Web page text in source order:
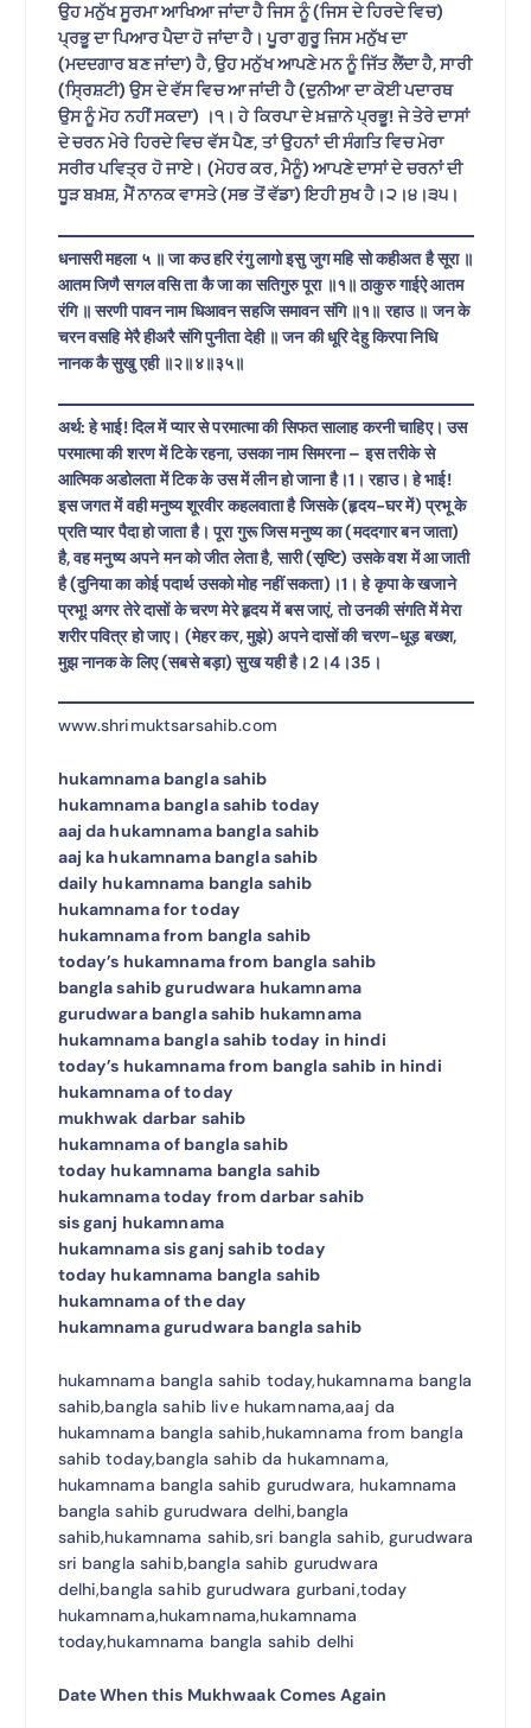
ਉਹ ਮਨੁੱਖ ਸੂਰਮਾ ਆਖਿਆ ਜਾਂਦਾ ਹੈ ਜਿਸ ਨੂੰ (ਜਿਸ ਦੇ ਹਿਰਦੇ ਵਿਚ)
ਪ੍ਰਭੂ ਦਾ ਪਿਆਰ ਪੈਦਾ ਹੋ ਜਾਂਦਾ ਹੈ। ਪੂਰਾ ਗੁਰੂ ਜਿਸ ਮਨੁੱਖ ਦਾ
(ਮਦਦਗਾਰ ਬਣ ਜਾਂਦਾ) ਹੈ, ਉਹ ਮਨੁੱਖ ਆਪਣੇ ਮਨ ਨੂੰ ਜਿੱਤ ਲੈਂਦਾ ਹੈ, ਸਾਰੀ
(ਸ੍ਰਿਸ਼ਟੀ) ਉਸ ਦੇ ਵੱਸ ਵਿਚ ਆ ਜਾਂਦੀ ਹੈ (ਦੁਨੀਆ ਦਾ ਕੋਈ ਪਦਾਰਥ
ਉਸ ਨੂੰ ਮੋਹ ਨਹੀਂ ਸਕਦਾ) ।੧। ਹੇ ਕਿਰਪਾ ਦੇ ਖ਼ਜ਼ਾਨੇ ਪ੍ਰਭੂ! ਜੇ ਤੇਰੇ ਦਾਸਾਂ
ਦੇ ਚਰਨ ਮੇਰੇ ਹਿਰਦੇ ਵਿਚ ਵੱਸ ਪੈਣ, ਤਾਂ ਉਹਨਾਂ ਦੀ ਸੰਗਤਿ ਵਿਚ ਮੇਰਾ
ਸਰੀਰ ਪਵਿਤ੍ਰ ਹੋ ਜਾਏ। (ਮੇਹਰ ਕਰ, ਮੈਨੂੰ) ਆਪਣੇ ਦਾਸਾਂ ਦੇ ਚਰਨਾਂ ਦੀ
ਧੂੜ ਬਖ਼ਸ਼, ਮੈਂ ਨਾਨਕ ਵਾਸਤੇ (ਸਭ ਤੋਂ ਵੱਡਾ) ਇਹੀ ਸੁਖ ਹੈ।੨।੪।੩੫।
धनासरी महला ५ ॥ जा कउ हरि रंगु लागो इसु जुग महि सो कहीअत है सूरा ॥
आतम जिणै सगल वसि ता कै जा का सतिगुरु पूरा ॥१॥ ठाकुरु गाईऐ आतम
रंगि ॥ सरणी पावन नाम धिआवन सहजि समावन संगि ॥१॥ रहाउ ॥ जन के
चरन वसहि मेरै हीअरै संगि पुनीता देही ॥ जन की धूरि देहु किरपा निधि
नानक कै सुखु एही ॥२॥४॥३५॥
अर्थ: हे भाई! दिल में प्यार से परमात्मा की सिफत सालाह करनी चाहिए। उस
परमात्मा की शरण में टिके रहना, उसका नाम सिमरना – इस तरीके से
आत्मिक अडोलता में टिक के उस में लीन हो जाना है।1। रहाउ। हे भाई!
इस जगत में वही मनुष्य शूरवीर कहलवाता है जिसके (हृदय-घर में) प्रभू के
प्रति प्यार पैदा हो जाता है। पूरा गुरू जिस मनुष्य का (मददगार बन जाता)
है, वह मनुष्य अपने मन को जीत लेता है, सारी (सृष्टि) उसके वश में आ जाती
है (दुनिया का कोई पदार्थ उसको मोह नहीं सकता)।1। हे कृपा के खजाने
प्रभू! अगर तेरे दासों के चरण मेरे हृदय में बस जाएं, तो उनकी संगति में मेरा
शरीर पवित्र हो जाए। (मेहर कर, मुझे) अपने दासों की चरण-धूड़ बख्श,
मुझ नानक के लिए (सबसे बड़ा) सुख यही है।2।4।35।
www.shrimuktsarsahib.com
hukamnama bangla sahib
hukamnama bangla sahib today
aaj da hukamnama bangla sahib
aaj ka hukamnama bangla sahib
daily hukamnama bangla sahib
hukamnama for today
hukamnama from bangla sahib
today’s hukamnama from bangla sahib
bangla sahib gurudwara hukamnama
gurudwara bangla sahib hukamnama
hukamnama bangla sahib today in hindi
today’s hukamnama from bangla sahib in hindi
hukamnama of today
mukhwak darbar sahib
hukamnama of bangla sahib
today hukamnama bangla sahib
hukamnama today from darbar sahib
sis ganj hukamnama
hukamnama sis ganj sahib today
today hukamnama bangla sahib
hukamnama of the day
hukamnama gurudwara bangla sahib
hukamnama bangla sahib today,hukamnama bangla
sahib,bangla sahib live hukamnama,aaj da
hukamnama bangla sahib,hukamnama from bangla
sahib today,bangla sahib da hukamnama,
hukamnama bangla sahib gurudwara, hukamnama
bangla sahib gurudwara delhi,bangla
sahib,hukamnama sahib,sri bangla sahib, gurudwara
sri bangla sahib,bangla sahib gurudwara
delhi,bangla sahib gurudwara gurbani,today
hukamnama,hukamnama,hukamnama
today,hukamnama bangla sahib delhi
Date When this Mukhwaak Comes Again